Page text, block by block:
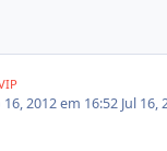
16, 2012 em 16:52 Jul 16,